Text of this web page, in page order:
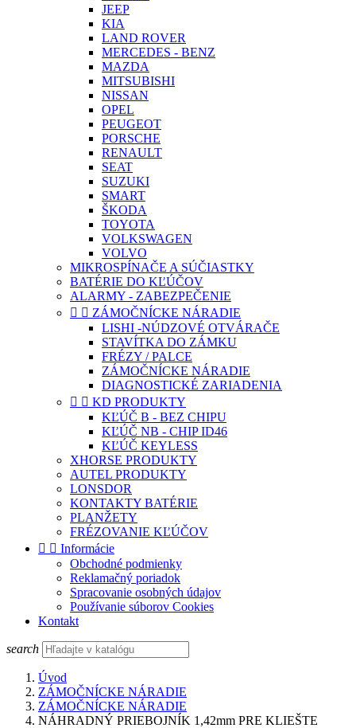
JEEP
KIA
LAND ROVER
MERCEDES - BENZ
MAZDA
MITSUBISHI
NISSAN
OPEL
PEUGEOT
PORSCHE
RENAULT
SEAT
SUZUKI
SMART
ŠKODA
TOYOTA
VOLKSWAGEN
VOLVO
MIKROSPÍNAČE A SÚČIASTKY
BATÉRIE DO KĽÚČOV
ALARMY - ZABEZPEČENIE
  ZÁMOČNÍCKE NÁRADIE
LISHI -NÚDZOVÉ OTVÁRAČE
STAVÍTKA DO ZÁMKU
FRÉZY / PALCE
ZÁMOČNÍCKE NÁRADIE
DIAGNOSTICKÉ ZARIADENIA
  KD PRODUKTY
KĽÚČ B - BEZ CHIPU
KĽÚČ NB - CHIP ID46
KĽÚČ KEYLESS
XHORSE PRODUKTY
AUTEL PRODUKTY
LONSDOR
KONTAKTY BATÉRIE
PLANŽETY
FRÉZOVANIE KĽÚČOV
  Informácie
Obchodné podmienky
Reklamačný poriadok
Spracovanie osobných údajov
Používanie súborov Cookies
Kontakt
search
Úvod
ZÁMOČNÍCKE NÁRADIE
ZÁMOČNÍCKE NÁRADIE
NÁHRADNÝ PRIEBOJNÍK 1,42mm PRE KLIEŠTE